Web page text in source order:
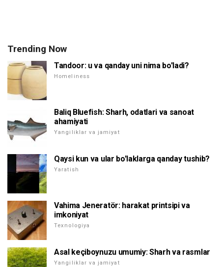
Trending Now
Tandoor: u va qanday uni nima bo'ladi?
Homeliness
Baliq Bluefish: Sharh, odatlari va sanoat
ahamiyati
Yangiliklar va jamiyat
Qaysi kun va ular bo'laklarga qanday tushib?
Yaratish
Vahima Jeneratör: harakat printsipi va
imkoniyat
Texnologiya
Asal keçiboynuzu umumiy: Sharh va rasmlar
Yangiliklar va jamiyat